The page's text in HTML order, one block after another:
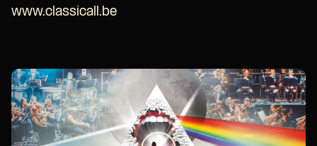
www.classicall.be